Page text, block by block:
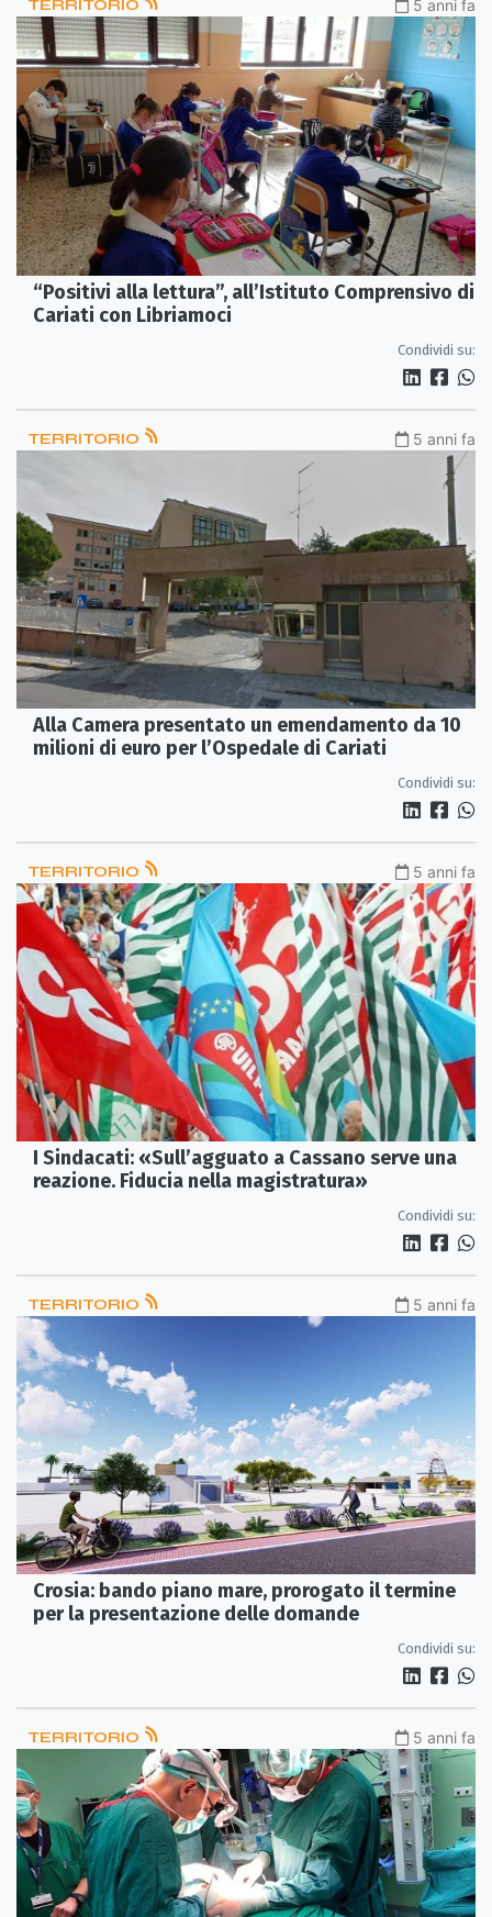
TERRITORIO 5 anni fa
“Positivi alla lettura”, all’Istituto Comprensivo di
Cariati con Libriamoci
Condividi su:
TERRITORIO 5 anni fa
Alla Camera presentato un emendamento da 10
milioni di euro per l’Ospedale di Cariati
Condividi su:
TERRITORIO 5 anni fa
I Sindacati: «Sull’agguato a Cassano serve una
reazione. Fiducia nella magistratura»
Condividi su:
TERRITORIO 5 anni fa
Crosia: bando piano mare, prorogato il termine
per la presentazione delle domande
Condividi su:
TERRITORIO 5 anni fa